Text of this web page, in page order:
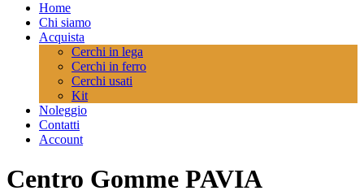
Home
Chi siamo
Acquista
Cerchi in lega
Cerchi in ferro
Cerchi usati
Kit
Noleggio
Contatti
Account
Centro Gomme PAVIA